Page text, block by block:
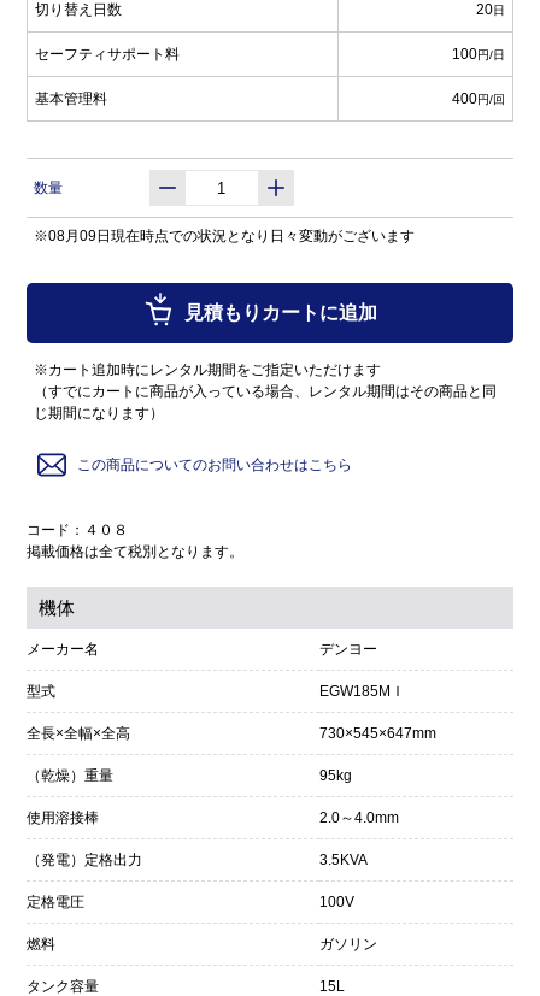
切り替え日数 20日
セーフティサポート料 100円/日
基本管理料 400円/回
数量
※08月09日現在時点での状況となり日々変動がございます
見積もりカートに追加
※カート追加時にレンタル期間をご指定いただけます
（すでにカートに商品が入っている場合、レンタル期間はその商品と同
じ期間になります）
この商品についてのお問い合わせはこちら
コード：４０８
掲載価格は全て税別となります。
機体
メーカー名 デンヨー
型式 EGW185MＩ
全長×全幅×全高 730×545×647mm
（乾燥）重量 95kg
使用溶接棒 2.0～4.0mm
（発電）定格出力 3.5KVA
定格電圧 100V
燃料 ガソリン
タンク容量 15L